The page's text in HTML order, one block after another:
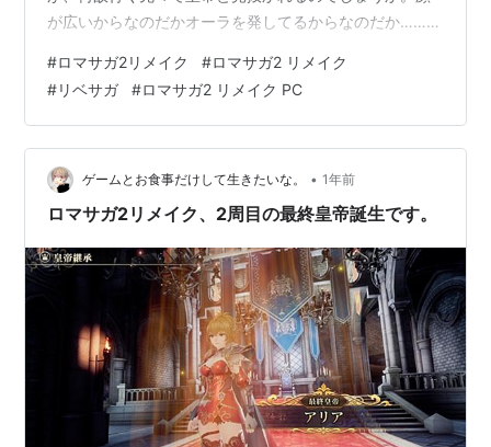
が広いからなのだかオーラを発してるからなのだか……分
や、失礼しました。私は陰陽師のセイメイと申しま
す。」 セイメイさんですか。して何か御用でも？ 用が無
いなら帰りますが。 「実はこの辺りに古代の魔術書があ
るらしく…。 それは興味深いです。どんなことが書いて
あるのか、そして私たちに役に立つのか……二重の意味で
気になりますね。 「そこに書かれた術…
#ロマサガ2リメイク #ロマサガ2 リメイク
#リベサガ #ロマサガ2 リメイク PC
ゲームとお食事だけして生きたいな。 • 1年前
ロマサガ2リメイク、2周目の最終皇帝誕生です。